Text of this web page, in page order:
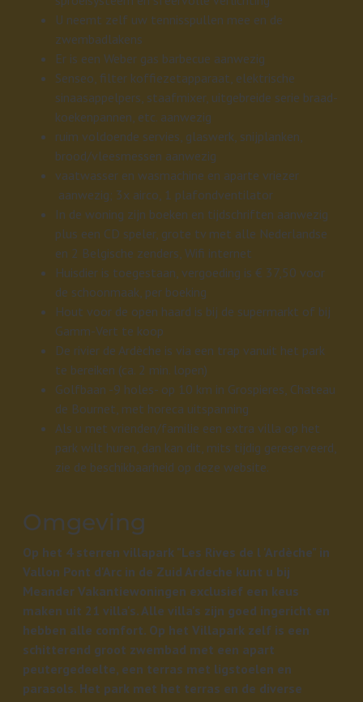
U neemt zelf uw tennisspullen mee en de
zwembadlakens
Er is een Weber gas barbecue aanwezig
Senseo, filter koffiezetapparaat, elektrische
sinaasappelpers, staafmixer, uitgebreide serie braad-
koekenpannen, etc. aanwezig
ruim voldoende servies, glaswerk, snijplanken,
brood/vleesmessen aanwezig
vaatwasser en wasmachine en aparte vriezer
aanwezig; 3x airco, 1 plafondventilator
In de woning zijn boeken en tijdschriften aanwezig
plus een CD speler, grote tv met alle Nederlandse
en 2 Belgische zenders, Wifi internet
Huisdier is toegestaan, vergoeding is € 37,50 voor
de schoonmaak, per boeking
Hout voor de open haard is bij de supermarkt of bij
Gamm-Vert te koop
De rivier de Ardèche is via een trap vanuit het park
te bereiken (ca. 2 min. lopen)
Golfbaan -9 holes- op 10 km in Grospieres, Chateau
de Bournet, met horeca uitspanning
Als u met vrienden/familie een extra villa op het
park wilt huren, dan kan dit, mits tijdig gereserveerd,
zie de beschikbaarheid op deze website.
Omgeving
Op het 4 sterren villapark "Les Rives de l 'Ardèche" in
Vallon Pont d'Arc in de Zuid Ardeche kunt u bij
Meander Vakantiewoningen exclusief een keus
maken uit 21 villa's. Alle villa's zijn goed ingericht en
hebben alle comfort. Op het Villapark zelf is een
schitterend groot zwembad met een apart
peutergedeelte, een terras met ligstoelen en
parasols. Het park met het terras en de diverse